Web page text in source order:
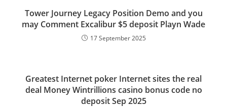
Tower Journey Legacy Position Demo and you
may Comment Excalibur $5 deposit Playn Wade
17 September 2025
Greatest Internet poker Internet sites the real
deal Money Wintrillions casino bonus code no
deposit Sep 2025